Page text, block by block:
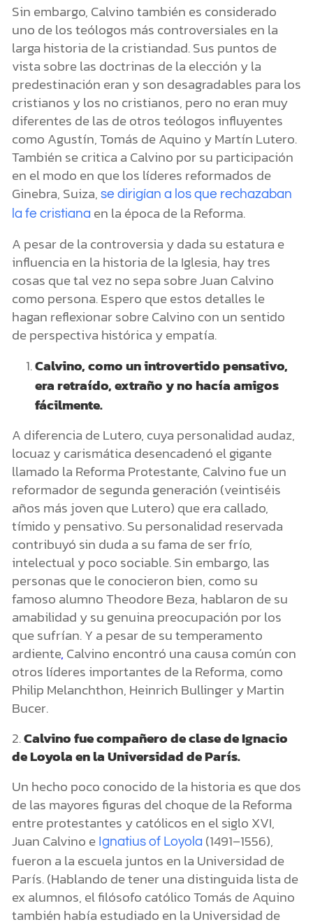
Sin embargo, Calvino también es considerado
uno de los teólogos más controversiales en la
larga historia de la cristiandad. Sus puntos de
vista sobre las doctrinas de la elección y la
predestinación eran y son desagradables para los
cristianos y los no cristianos, pero no eran muy
diferentes de las de otros teólogos influyentes
como Agustín, Tomás de Aquino y Martín Lutero.
También se critica a Calvino por su participación
en el modo en que los líderes reformados de
Ginebra, Suiza, se dirigían a los que rechazaban
la fe cristiana en la época de la Reforma.
A pesar de la controversia y dada su estatura e
influencia en la historia de la Iglesia, hay tres
cosas que tal vez no sepa sobre Juan Calvino
como persona. Espero que estos detalles le
hagan reflexionar sobre Calvino con un sentido
de perspectiva histórica y empatía.
Calvino, como un introvertido pensativo,
era retraído, extraño y no hacía amigos
fácilmente.
A diferencia de Lutero, cuya personalidad audaz,
locuaz y carismática desencadenó el gigante
llamado la Reforma Protestante, Calvino fue un
reformador de segunda generación (veintiséis
años más joven que Lutero) que era callado,
tímido y pensativo. Su personalidad reservada
contribuyó sin duda a su fama de ser frío,
intelectual y poco sociable. Sin embargo, las
personas que le conocieron bien, como su
famoso alumno Theodore Beza, hablaron de su
amabilidad y su genuina preocupación por los
que sufrían. Y a pesar de su temperamento
ardiente, Calvino encontró una causa común con
otros líderes importantes de la Reforma, como
Philip Melanchthon, Heinrich Bullinger y Martin
Bucer.
2.Calvino fue compañero de clase de Ignacio
de Loyola en la Universidad de París.
Un hecho poco conocido de la historia es que dos
de las mayores figuras del choque de la Reforma
entre protestantes y católicos en el siglo XVI,
Juan Calvino e Ignatius of Loyola (1491–1556),
fueron a la escuela juntos en la Universidad de
París. (Hablando de tener una distinguida lista de
ex alumnos, el filósofo católico Tomás de Aquino
también había estudiado en la Universidad de